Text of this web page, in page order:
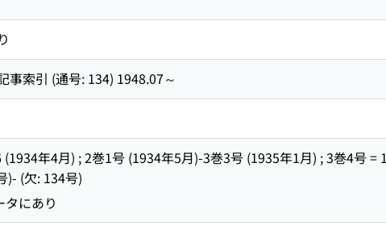
事索引 (通号: 134) 1948.07～
年4月) ; 2巻1号 (1934年5月)-3巻3号 (1935年1月) ; 3巻4号
)- (欠: 134号)
にあり